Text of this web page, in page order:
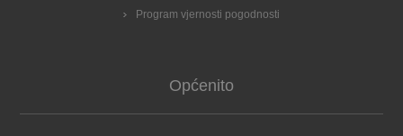
Program vjernosti pogodnosti
Općenito